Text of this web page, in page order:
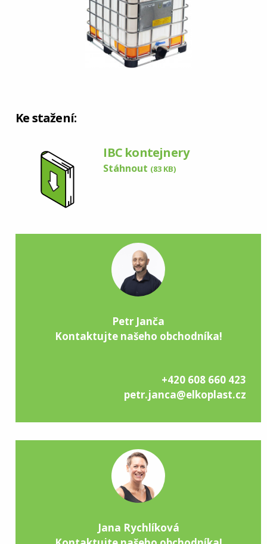
Ke stažení:
IBC kontejnery
Stáhnout (83 KB)
Petr Janča
Kontaktujte našeho obchodníka!
+420 608 660 423
petr.janca@elkoplast.cz
Jana Rychlíková